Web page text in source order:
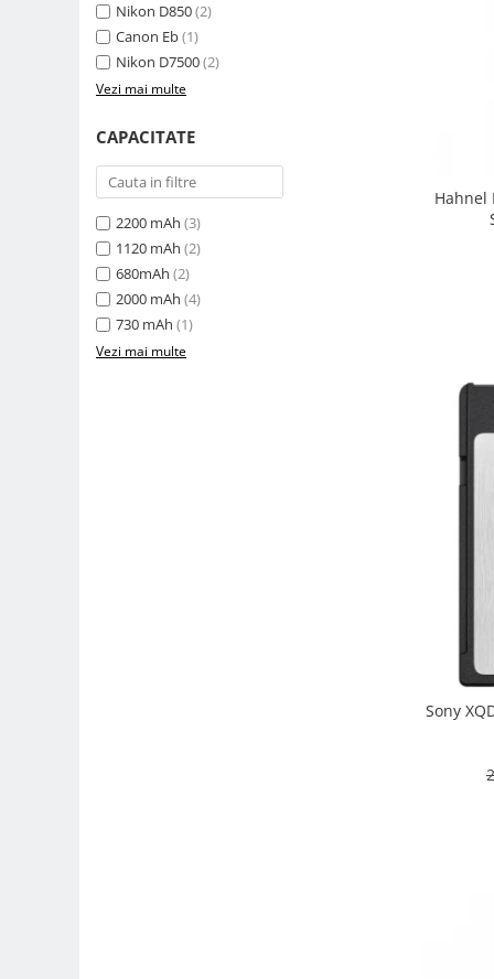
Camere Video Cinematice
Camere video de actiune
Accesorii camere video de actiune
Acumulatori camere video
Stabilizatoare (Gimbal) / Steady
Huse Protectie / Ploaie camere
Accesorii diverse pt camere video
Camere Video Cinematice
Nikon D850(2)
Canon Eb(1)
Nikon D7500(2)
Vezi mai multe
CAPACITATE
2200 mAh (3)
1120 mAh (2)
680mAh (2)
2000 mAh (4)
730 mAh (1)
Vezi mai multe
Hahnel
Sony